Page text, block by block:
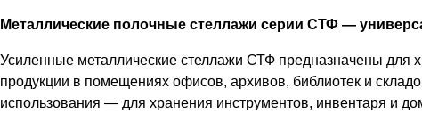
Металлические полочные стеллажи серии СТФ —
Усиленные металлические стеллажи СТФ предназначены для
продукции в помещениях офисов, архивов, библиотек и
использования — для хранения инструментов, инвентаря и